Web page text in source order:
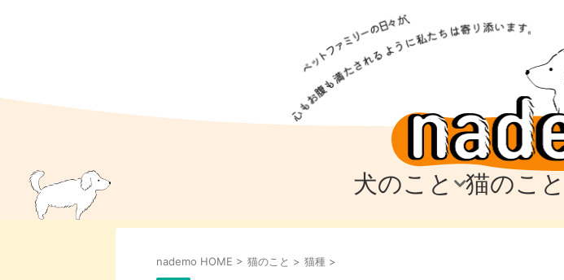
犬のこと
犬のこと
犬のしつけ
犬のアイテム
猫のこと
猫のこと
猫のしつけ
猫のアイテム
ペットフード
nademo HOME > 猫のこと > 猫種 >